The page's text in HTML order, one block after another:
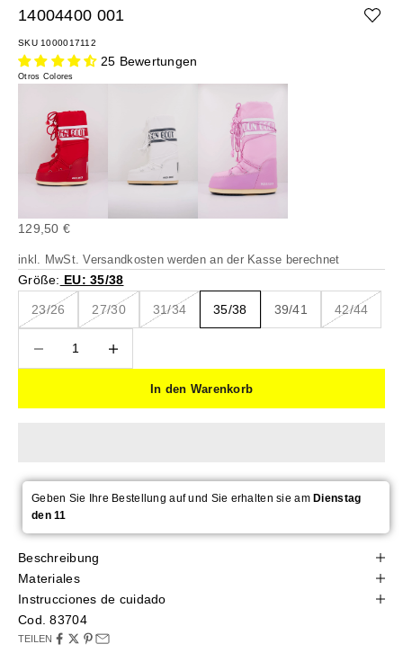
14004400 001
SKU 1000017112
25 Bewertungen
Otros Colores
Angebot
129,50 €
inkl. MwSt.Versandkosten werden an der Kasse berechnet
Größe: EU: 35/38
23/26 27/30 31/34 35/38 39/41 42/44
In den Warenkorb
Geben Sie Ihre Bestellung auf und Sie erhalten sie am Dienstag
den 11
Beschreibung
Materiales
Instrucciones de cuidado
Cod. 83704
TEILEN